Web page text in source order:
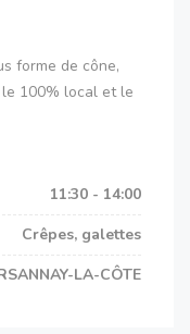
forme de cône,
100% local et le
11:30 - 14:00
Crêpes, galettes
LA-CÔTE